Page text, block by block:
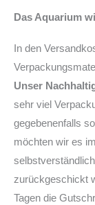
Das Aquarium
In den
Unser
sehr viel
gegebenenfalls
möchten wir es
zurückgeschickt
Tagen die